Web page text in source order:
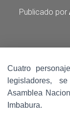
Publicado por
Cuatro
legisladores,
Asamblea
Imbabura.